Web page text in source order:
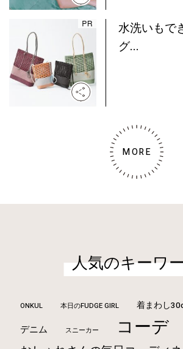
水洗いもで
グ...
MORE
人気のキーワ
ONKUL 本日のFUDGE GIRL 着まわし
デニム スニーカー コーデ